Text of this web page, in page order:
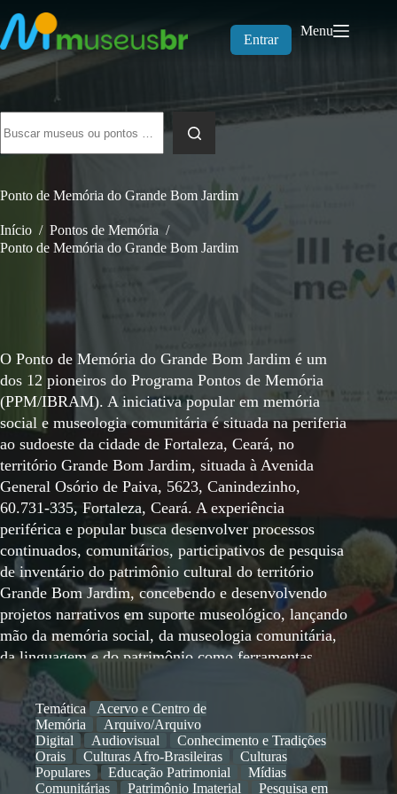
para
o
conteúdo
Entrar
Menu
resultados
Ponto de Memória do Grande Bom Jardim
Início / Pontos de Memória /
Ponto de Memória do Grande Bom Jardim
O Ponto de Memória do Grande Bom Jardim é um
dos 12 pioneiros do Programa Pontos de Memória
(PPM/IBRAM). A iniciativa popular em memória
social e museologia comunitária é situada na periferia
ao sudoeste da cidade de Fortaleza, Ceará, no
território Grande Bom Jardim, situada à Avenida
General Osório de Paiva, 5623, Canindezinho,
60.731-335, Fortaleza, Ceará. A experiência
periférica e popular busca desenvolver processos
continuados, comunitários, participativos de pesquisa
de inventário do patrimônio cultural do território
Grande Bom Jardim, concebendo e desenvolvendo
projetos narrativos em suporte museológico, lançando
mão da memória social, da museologia comunitária,
da linguagem e do patrimônio como ferramentas
políticas de empoderamento e de transformação
social, situando o território, seu povo e suas
narrativas no centro dos espaços de tomada de
decisão tendo como lema “Somos a memória que
temos e a responsabilidade que assumimos. Sem
memória não existimos. Sem responsabilidade talvez
Temática
Acervo e Centro de
Memória
Arquivo/Arquivo
Digital
Audiovisual
Conhecimento e Tradições
Orais
Culturas Afro-Brasileiras
Culturas
Populares
Educação Patrimonial
Mídias
Comunitárias
Patrimônio Imaterial
Pesquisa em